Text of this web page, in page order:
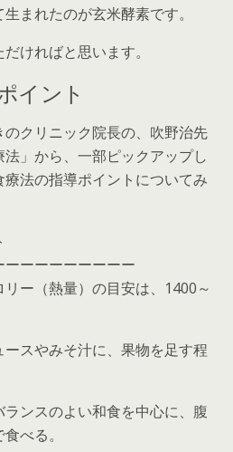
まれたのが玄米酵素です。
ければと思います。
イント
クリニック院長の、吹野治先
」から、一部ピックアップし
法の指導ポイントについてみ
ーーーーーーーー
ー（熱量）の目安は、1400～
ースやみそ汁に、果物を足す程
ランスのよい和食を中心に、腹
べる。